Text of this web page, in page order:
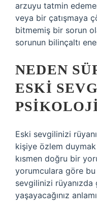
arzuyu tatmin
veya bir çatışmaya
bitmemiş bir sorun
sorunun bilinçaltı
NEDEN
ESKI
Eski sevgilinizi
kişiye özlem
kısmen doğru bir
yorumculara göre
sevgilinizi
yaşayacağınız